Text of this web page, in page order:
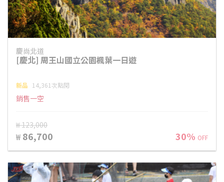
慶尚北道
[慶北] 周王山國立公園楓葉一日遊
新品 14,361次點閱
銷售一空
₩ 123,000
₩ 86,700 30% OFF